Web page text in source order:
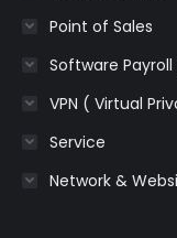
Point of Sales
Software Payroll
VPN ( Virtual
Service
Network &